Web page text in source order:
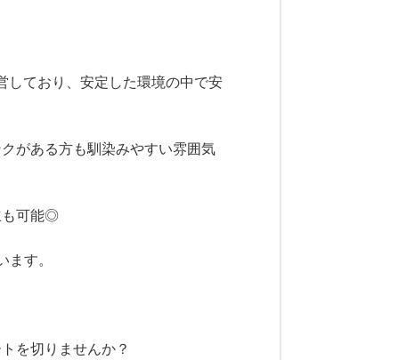
しており、安定した環境の中で安
がある方も馴染みやすい雰囲気
も可能◎
す。
を切りませんか？